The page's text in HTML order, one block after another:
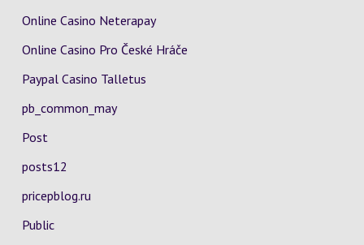
Online Casino Neterapay
Online Casino Pro České Hráče
Paypal Casino Talletus
pb_common_may
Post
posts12
pricepblog.ru
Public